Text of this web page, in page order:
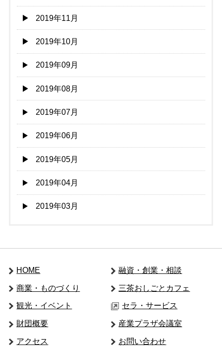
2019年11月
2019年10月
2019年09月
2019年08月
2019年07月
2019年06月
2019年05月
2019年04月
2019年03月
HOME 融資・創業・相談
商業・ものづくり 三茶おしごとカフェ
観光・イベント セラ・サービス
財団概要 産業プラザ会議室
アクセス お問い合わせ